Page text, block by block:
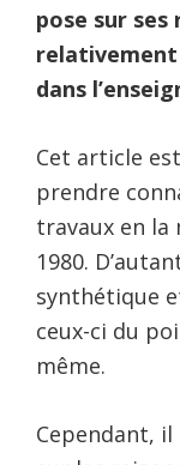
pose sur ses
relativement
dans
Cet article
prendre
travaux en la
1980.
synthétique
ceux-ci du
même.
Cependant,